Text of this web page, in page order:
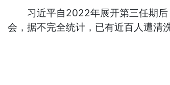
习近平自2022年展开第三任期后
会，据不完全统计，已有近百人遭清